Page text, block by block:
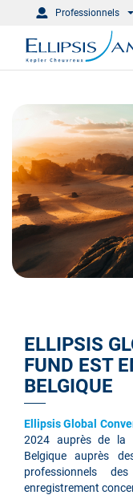
Professionnels
ELLIPSIS
FUND EST
BELGIQUE
Ellipsis Global
2024 auprès de la
Belgique auprès
professionnels
enregistrement